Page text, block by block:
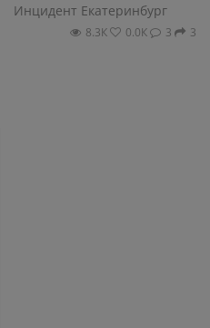
Инцидент Екатеринбург
8.3К 0.0К 3 3